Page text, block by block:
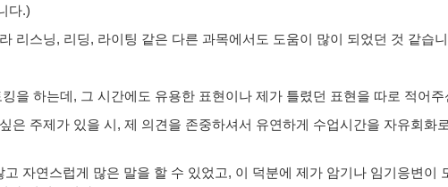
다.)
리스닝, 리딩, 라이팅 같은 다른 과목에서도 도움이 많이 되었던 것 같습
을 하는데, 그 시간에도 유용한 표현이나 제가 틀렸던 표현을 따로 적어
은 주제가 있을 시, 제 의견을 존중하셔서 유연하게 수업시간을 자유회
자연스럽게 많은 말을 할 수 있었고, 이 덕분에 제가 암기나 임기응변